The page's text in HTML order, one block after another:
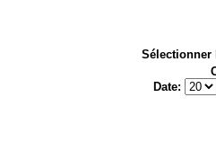
Sélectionner
Date: